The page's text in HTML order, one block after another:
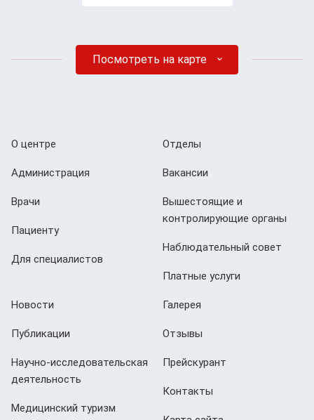
Посмотреть на карте
О центре
Администрация
Врачи
Пациенту
Для специалистов
Отделы
Вакансии
Вышестоящие и
контролирующие органы
Наблюдательный совет
Платные услуги
Новости
Публикации
Научно-исследовательская
деятельность
Медицинский туризм
Галерея
Отзывы
Прейскурант
Контакты